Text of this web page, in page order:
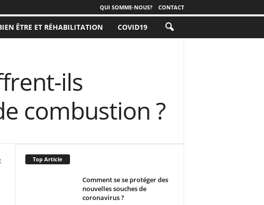
QUI SOMME-NOUS? CONTACT
ÊTRE ET RÉHABILITATION COVID19
ils
combustion ?
Top Article
Comment se se protéger des
nouvelles souches de
coronavirus ?